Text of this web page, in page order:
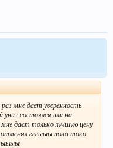
мне дает уверенность
состоялся или на
даст только лучшую цену
отменял гггыыы пока токо